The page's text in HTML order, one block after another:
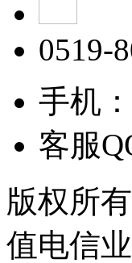
0519-
手机
客服
版权所
值电信